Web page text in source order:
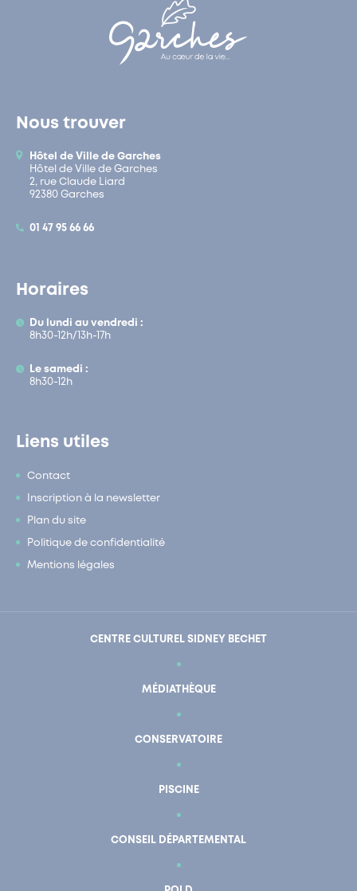
Nous trouver
Hôtel de Ville de Garches
Hôtel de Ville de Garches
2, rue Claude Liard
92380 Garches
01 47 95 66 66
Horaires
Du lundi au vendredi :
8h30-12h/13h-17h
Le samedi :
8h30-12h
Liens utiles
Contact
Inscription à la newsletter
Plan du site
Politique de confidentialité
Mentions légales
CENTRE CULTUREL SIDNEY BECHET
MÉDIATHÈQUE
CONSERVATOIRE
PISCINE
CONSEIL DÉPARTEMENTAL